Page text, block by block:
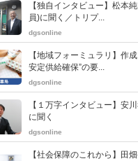
【独自インタビュー】松本
員)に聞く／トリプ...
dgsonline
【地域フォーミュラリ】作
安定供給確保”の要...
dgsonline
【１万字インタビュー】安
に聞く
dgsonline
【社会保障のこれから】田